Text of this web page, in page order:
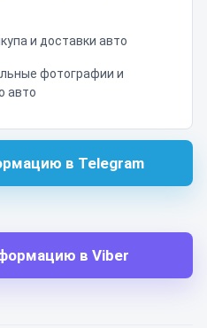
и доставки авто
фотографии и
авто
в Telegram
в Viber